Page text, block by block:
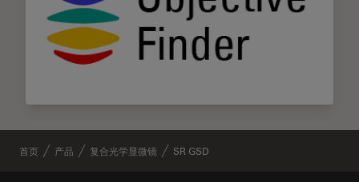
首页 产品 复合光学显微镜 SR GSD